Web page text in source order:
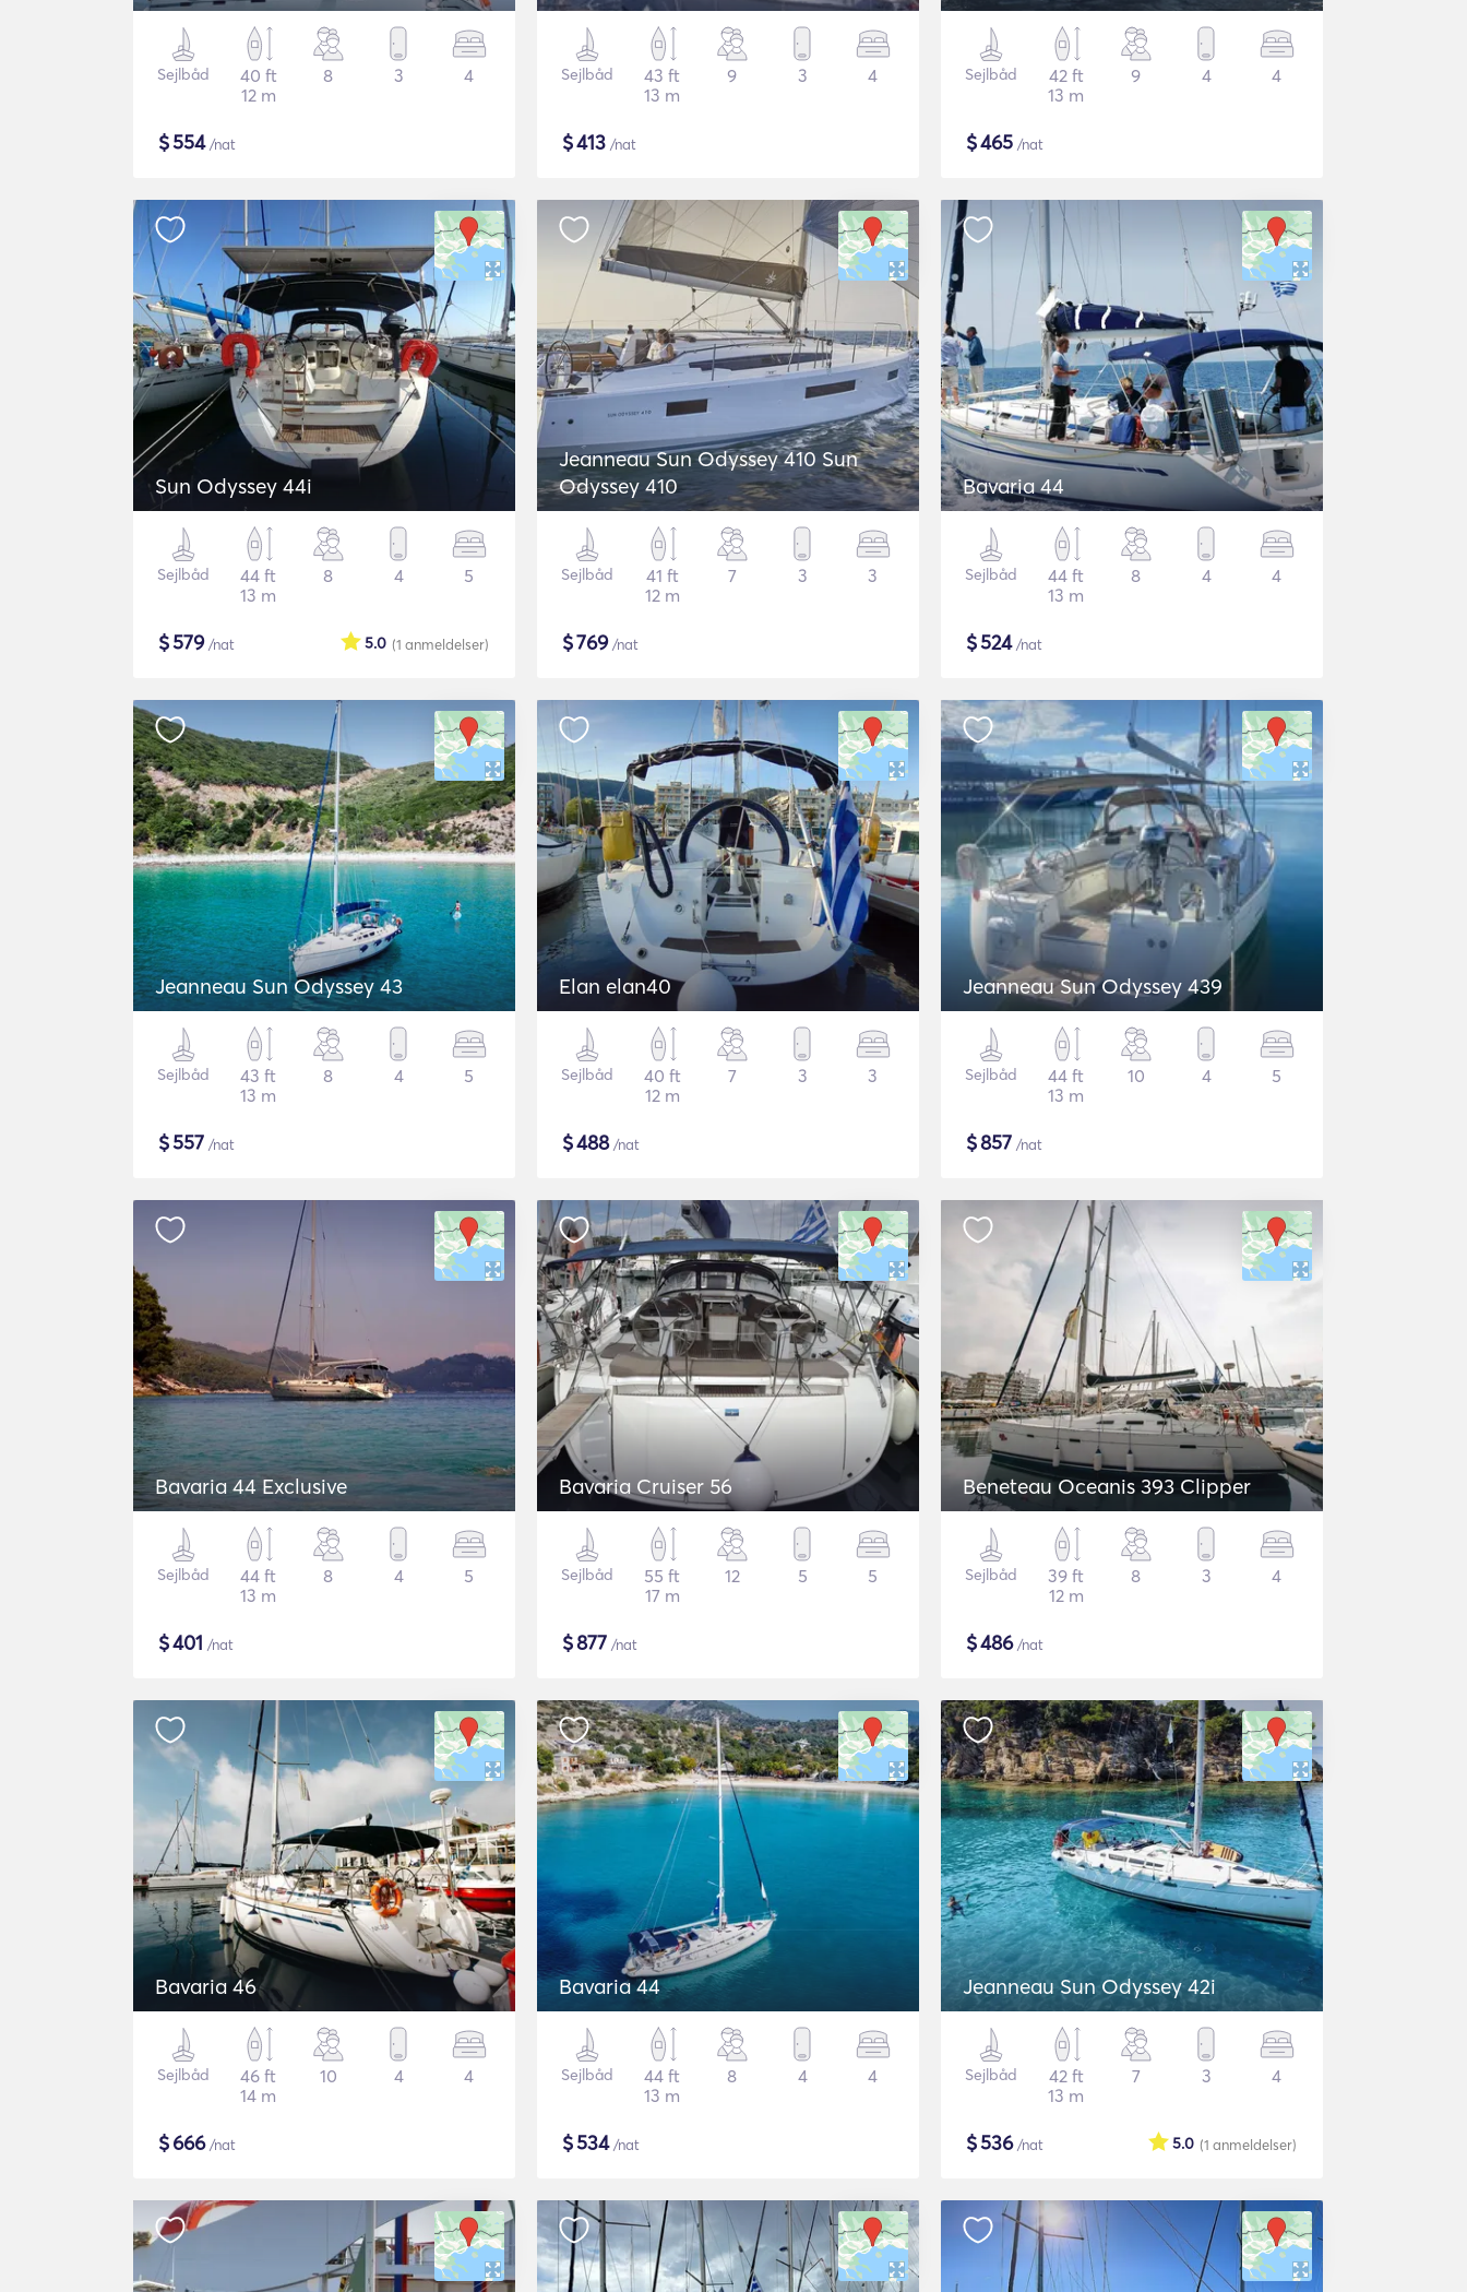
Sejlbåd
40 ft
12 m
8 3 4
$554/nat
Sejlbåd
43 ft
13 m
9 3 4
$413 /nat
Sejlbåd
42 ft
13 m
9 4 4
$465 /nat
Sun Odyssey 44i
Sejlbåd
44 ft
13 m
8 4 5
$579/nat (1 anmeldelser)
5.0
Jeanneau Sun Odyssey 410 Sun
Odyssey 410
Sejlbåd
41 ft
12 m
7 3 3
$769/nat
Bavaria 44
Sejlbåd
44 ft
13 m
8 4 4
$524/nat
Jeanneau Sun Odyssey 43
Sejlbåd
43 ft
13 m
8 4 5
$557 /nat
Elan elan40
Sejlbåd
40 ft
12 m
7 3 3
$488/nat
Jeanneau Sun Odyssey 439
Sejlbåd
44 ft
13 m
10 4 5
$857 /nat
Bavaria 44 Exclusive
Sejlbåd
44 ft
13 m
8 4 5
$401 /nat
Bavaria Cruiser 56
Sejlbåd
55 ft
17 m
12 5 5
$877 /nat
Beneteau Oceanis 393 Clipper
Sejlbåd
39 ft
12 m
8 3 4
$486/nat
Bavaria 46
Sejlbåd
46 ft
14 m
10 4 4
$666/nat
Bavaria 44
Sejlbåd
44 ft
13 m
8 4 4
$534/nat
Jeanneau Sun Odyssey 42i
Sejlbåd
42 ft
13 m
7 3 4
$536/nat (1 anmeldelser)
5.0